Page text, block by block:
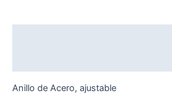
Anillo de Acero, ajustable